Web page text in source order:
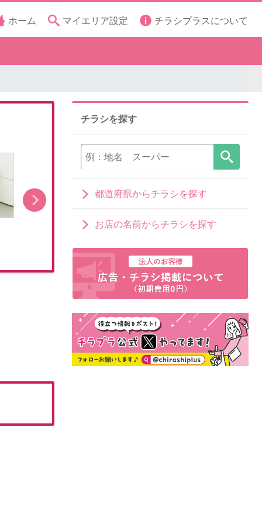
ホーム マイエリア設定 チラシプラスについて
洗濯機キャンペーン
チラシを探す
都道府県からチラシを探す
お店の名前からチラシを探す